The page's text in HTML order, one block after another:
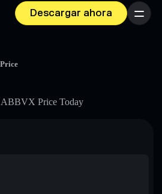
Descargar ahora Menú
ABBVX Price Today